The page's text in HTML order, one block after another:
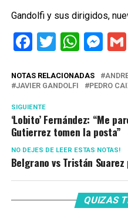
Gandolfi y sus dirigidos,
Facebook
Twitter
NOTAS RELACIONADAS
JAVIER GANDOLFI
PEDRO
SIGUIENTE
‘Lobito’ Fernández: “Me
Gutierrez tomen la posta”
NO DEJES DE LEER ESTAS NOTAS!
Belgrano vs Tristán
QUIZAS